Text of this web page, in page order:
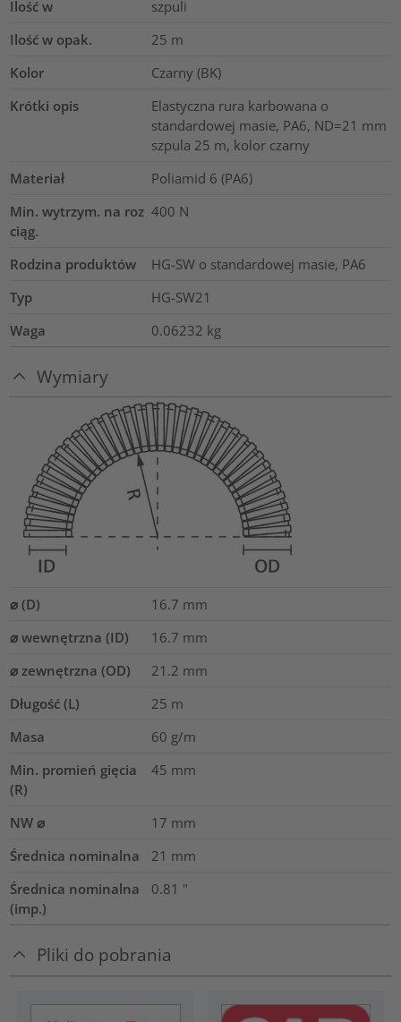
Ilość w
szpuli
Ilość w opak.
25 m
Kolor
Czarny (BK)
Krótki opis
Elastyczna rura karbowana o
standardowej masie, PA6, ND=21 mm
szpula 25 m, kolor czarny
Materiał
Poliamid 6 (PA6)
Min. wytrzym. na roz
ciąg.
400 N
Rodzina produktów
HG-SW o standardowej masie, PA6
Typ
HG-SW21
Waga
0.06232 kg
Wymiary
⌀ (D) 16.7 mm
⌀ wewnętrzna (ID)
16.7 mm
⌀ zewnętrzna (OD)
21.2 mm
Długość (L)
25 m
Masa
60 g/m
Min. promień gięcia
(R)
45 mm
NW ⌀ 17 mm
Średnica nominalna
21 mm
Średnica nominalna
(imp.)
0.81 "
Pliki do pobrania